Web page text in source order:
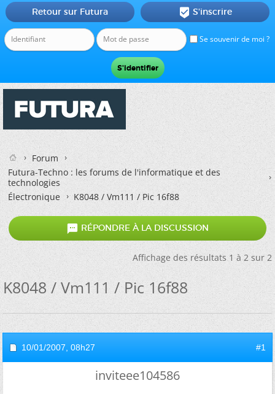
Se souvenir de moi ?
Retour sur Futura  S'inscrire
Forum
Futura-Techno : les forums de l'informatique et des
technologies
Électronique
K8048 / Vm111 / Pic 16f88
 RÉPONDRE À LA DISCUSSION
Affichage des résultats 1 à 2 sur 2
K8048 / Vm111 / Pic 16f88
10/01/2007, 08h27 #1
inviteee104586